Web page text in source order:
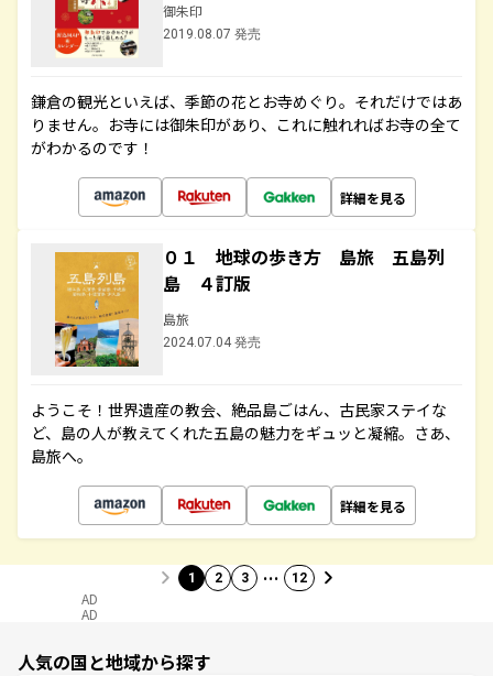
御朱印
2019.08.07 発売
鎌倉の観光といえば、季節の花とお寺めぐり。それだけではあ
りません。お寺には御朱印があり、これに触れればお寺の全て
がわかるのです！
詳細を見る
０１ 地球の歩き方 島旅 五島列
島 ４訂版
島旅
2024.07.04 発売
ようこそ！世界遺産の教会、絶品島ごはん、古民家ステイな
ど、島の人が教えてくれた五島の魅力をギュッと凝縮。さあ、
島旅へ。
詳細を見る
1 2 3 … 12
AD
AD
人気の国と地域から探す